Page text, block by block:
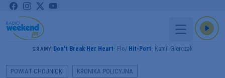
GRAMY Don't Break Her Heart Flo Hit-Port Kamil Gierczak
POWIAT CHOJNICKI KRONIKA POLICYJNA